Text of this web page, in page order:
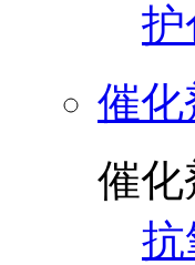
护
催化
催化
抗